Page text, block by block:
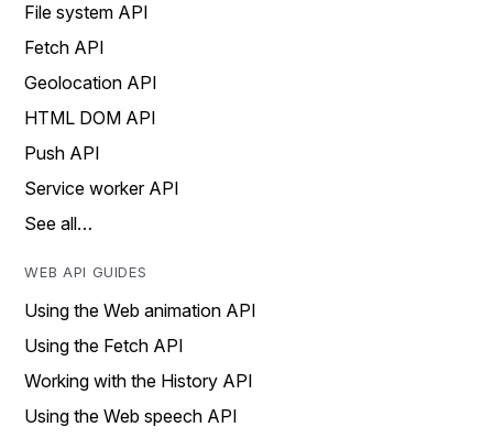
File system API
Fetch API
Geolocation API
HTML DOM API
Push API
Service worker API
See all…
WEB API GUIDES
Using the Web animation API
Using the Fetch API
Working with the History API
Using the Web speech API